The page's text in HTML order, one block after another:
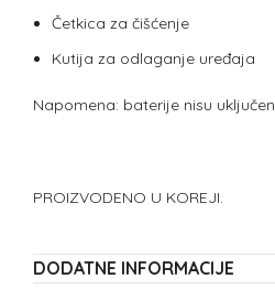
Četkica za čišćenje
Kutija za odlaganje uređaja
Napomena: baterije nisu
PROIZVODENO U KOREJI.
DODATNE INFORMACIJE